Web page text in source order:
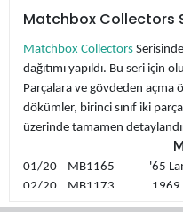
özellikle 2004'te "35.
"Superfast'ın 50. Yıldönümü"
yıllarda koleksiyoncuların
Matchbox Collectors
Matchbox Collectors
dağıtımı yapıldı. Bu seri için
Parçalara ve gövdeden açma
dökümler, birinci sınıf iki
üzerinde tamamen
01/20 MB1165 '65 Land
02/20 MB1173
03/20 MB1143 1963